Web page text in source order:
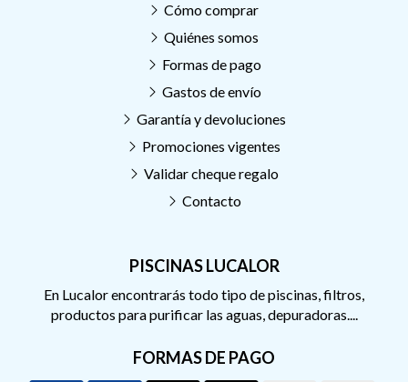
PISCINAS LUCALOR
En Lucalor encontrarás todo tipo de piscinas, filtros,
productos para purificar las aguas, depuradoras....
FORMAS DE PAGO
Cómo comprar
Quiénes somos
Formas de pago
Gastos de envío
Garantía y devoluciones
Promociones vigentes
Validar cheque regalo
Contacto